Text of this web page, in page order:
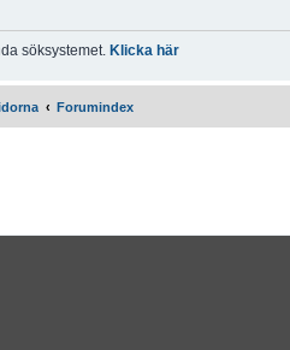
söksystemet. Klicka här
Forumindex